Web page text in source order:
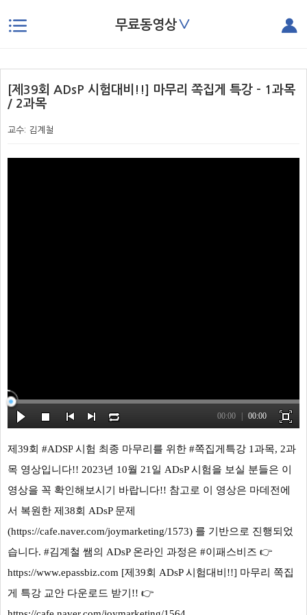
무료동영상∨
[제39회 ADsP 시험대비!!] 마무리 쪽집게 특강 - 1과목
/ 2과목
교수: 김계철
00:00 00:00
제39회 #ADSP 시험 최종 마무리를 위한 #쪽집게특강 1과목, 2과
목 영상입니다!! 2023년 10월 21일 ADsP 시험을 보실 분들은 이
영상을 꼭 확인해보시기 바랍니다!! 참고로 이 영상은 마데전에
서 복원한 제38회 ADsP 문제
(https://cafe.naver.com/joymarketing/1573) 를 기반으로 진행되었
습니다. #김계철 쌤의 ADsP 온라인 과정은 #이패스비즈 👉
https://www.epassbiz.com [제39회 ADsP 시험대비!!] 마무리 쪽집
게 특강 교안 다운로드 받기!! 👉